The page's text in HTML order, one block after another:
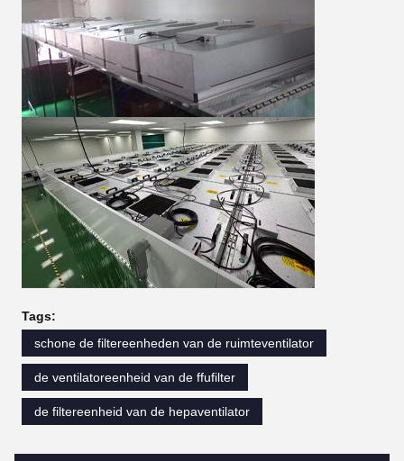
Tags:
schone de filtereenheden van de ruimteventilator
de ventilatoreenheid van de ffufilter
de filtereenheid van de hepaventilator